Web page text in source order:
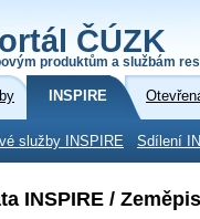
ČÚZK
produktům a službám
INSPIRE
služby INSPIRE Sdílení
INSPIRE /